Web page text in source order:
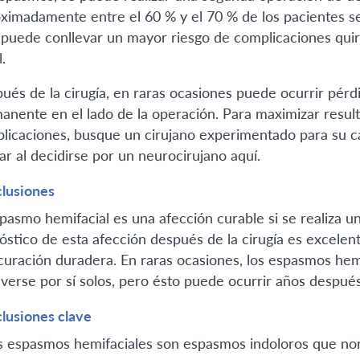
entre el 60 % y el 70 % de los pacientes
conllevar un mayor riesgo de complicaciones
de la cirugía, en raras ocasiones puede ocurrir
en el lado de la operación. Para maximizar
busque un cirujano experimentado para su
al decidirse por un neurocirujano aquí.
hemifacial es una afección curable si se realiza
de esta afección después de la cirugía es
duradera. En raras ocasiones, los espasmos
por sí solos, pero ésto puede ocurrir años
clave
espasmos hemifaciales son espasmos indoloros que